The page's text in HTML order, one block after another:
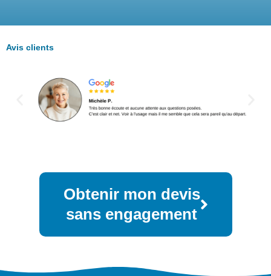
Avis clients
Obtenir mon devis
sans engagement